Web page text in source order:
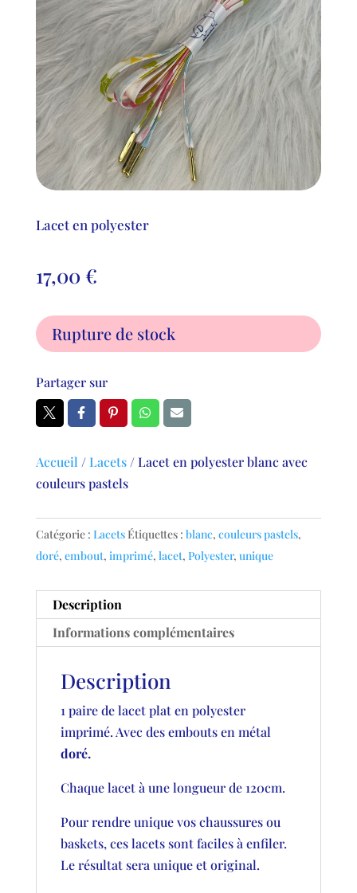
Lacet en polyester
17,00 €
Rupture de stock
Partager sur
Accueil /Lacets/Lacet en polyester blanc avec
couleurs pastels
Catégorie : Lacets Étiquettes : blanc, couleurs pastels,
doré, embout, imprimé, lacet, Polyester, unique
Description
Informations complémentaires
Description
1 paire de lacet plat en polyester
imprimé. Avec des embouts en métal
doré.
Chaque lacet à une longueur de 120cm.
Pour rendre unique vos chaussures ou
baskets, ces lacets sont faciles à enfiler.
Le résultat sera unique et original.